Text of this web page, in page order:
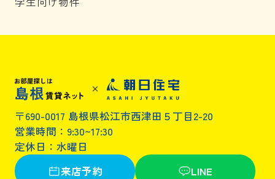
〒690-0017 島根県松江市西津田５丁目2-20
営業時間：9:30~17:30
定休日：水曜日
来店予約
LINE